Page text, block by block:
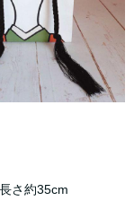
さ約35cm